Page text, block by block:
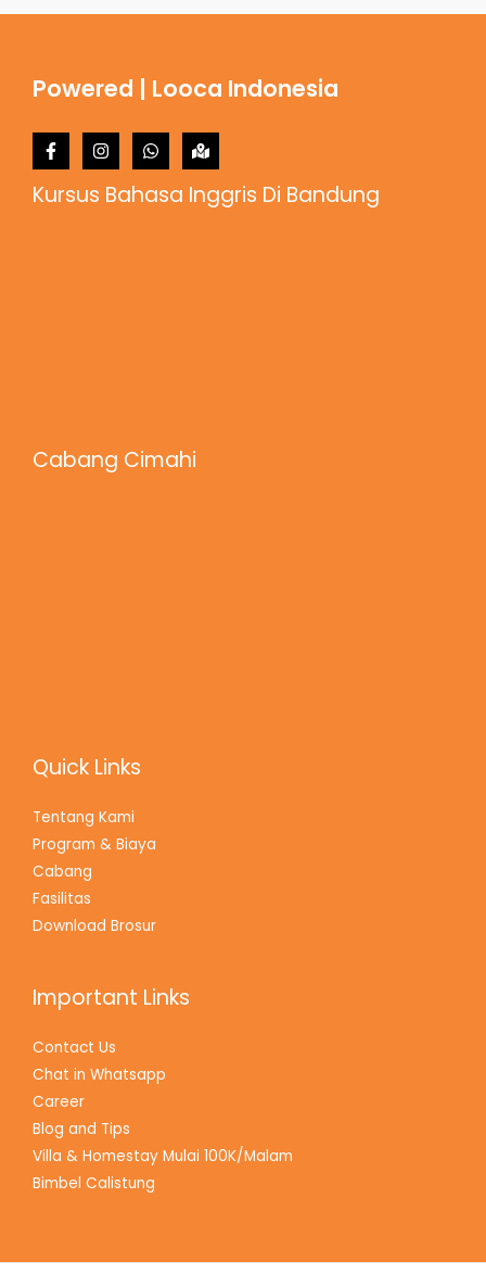
Powered | Looca Indonesia
Kursus Bahasa Inggris Di Bandung
Cabang Cimahi
Quick Links
Tentang Kami
Program & Biaya
Cabang
Fasilitas
Download Brosur
Important Links
Contact Us
Chat in Whatsapp
Career
Blog and Tips
Villa & Homestay Mulai 100K/Malam
Bimbel Calistung